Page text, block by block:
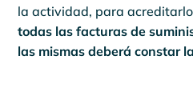
la actividad, para
todas las facturas de
las mismas deberá constar